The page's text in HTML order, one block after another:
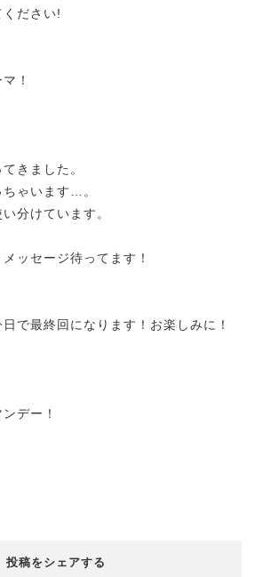
ださい!
！
きました。
ゃいます…。
分けています。
ッセージ待ってます！
で最終回になります！お楽しみに！
デー！
投稿をシェアする